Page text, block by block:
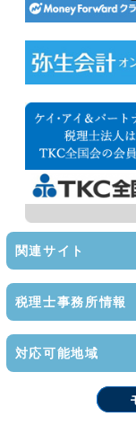
関連サイト
税理士事務所情報
対応可能地域